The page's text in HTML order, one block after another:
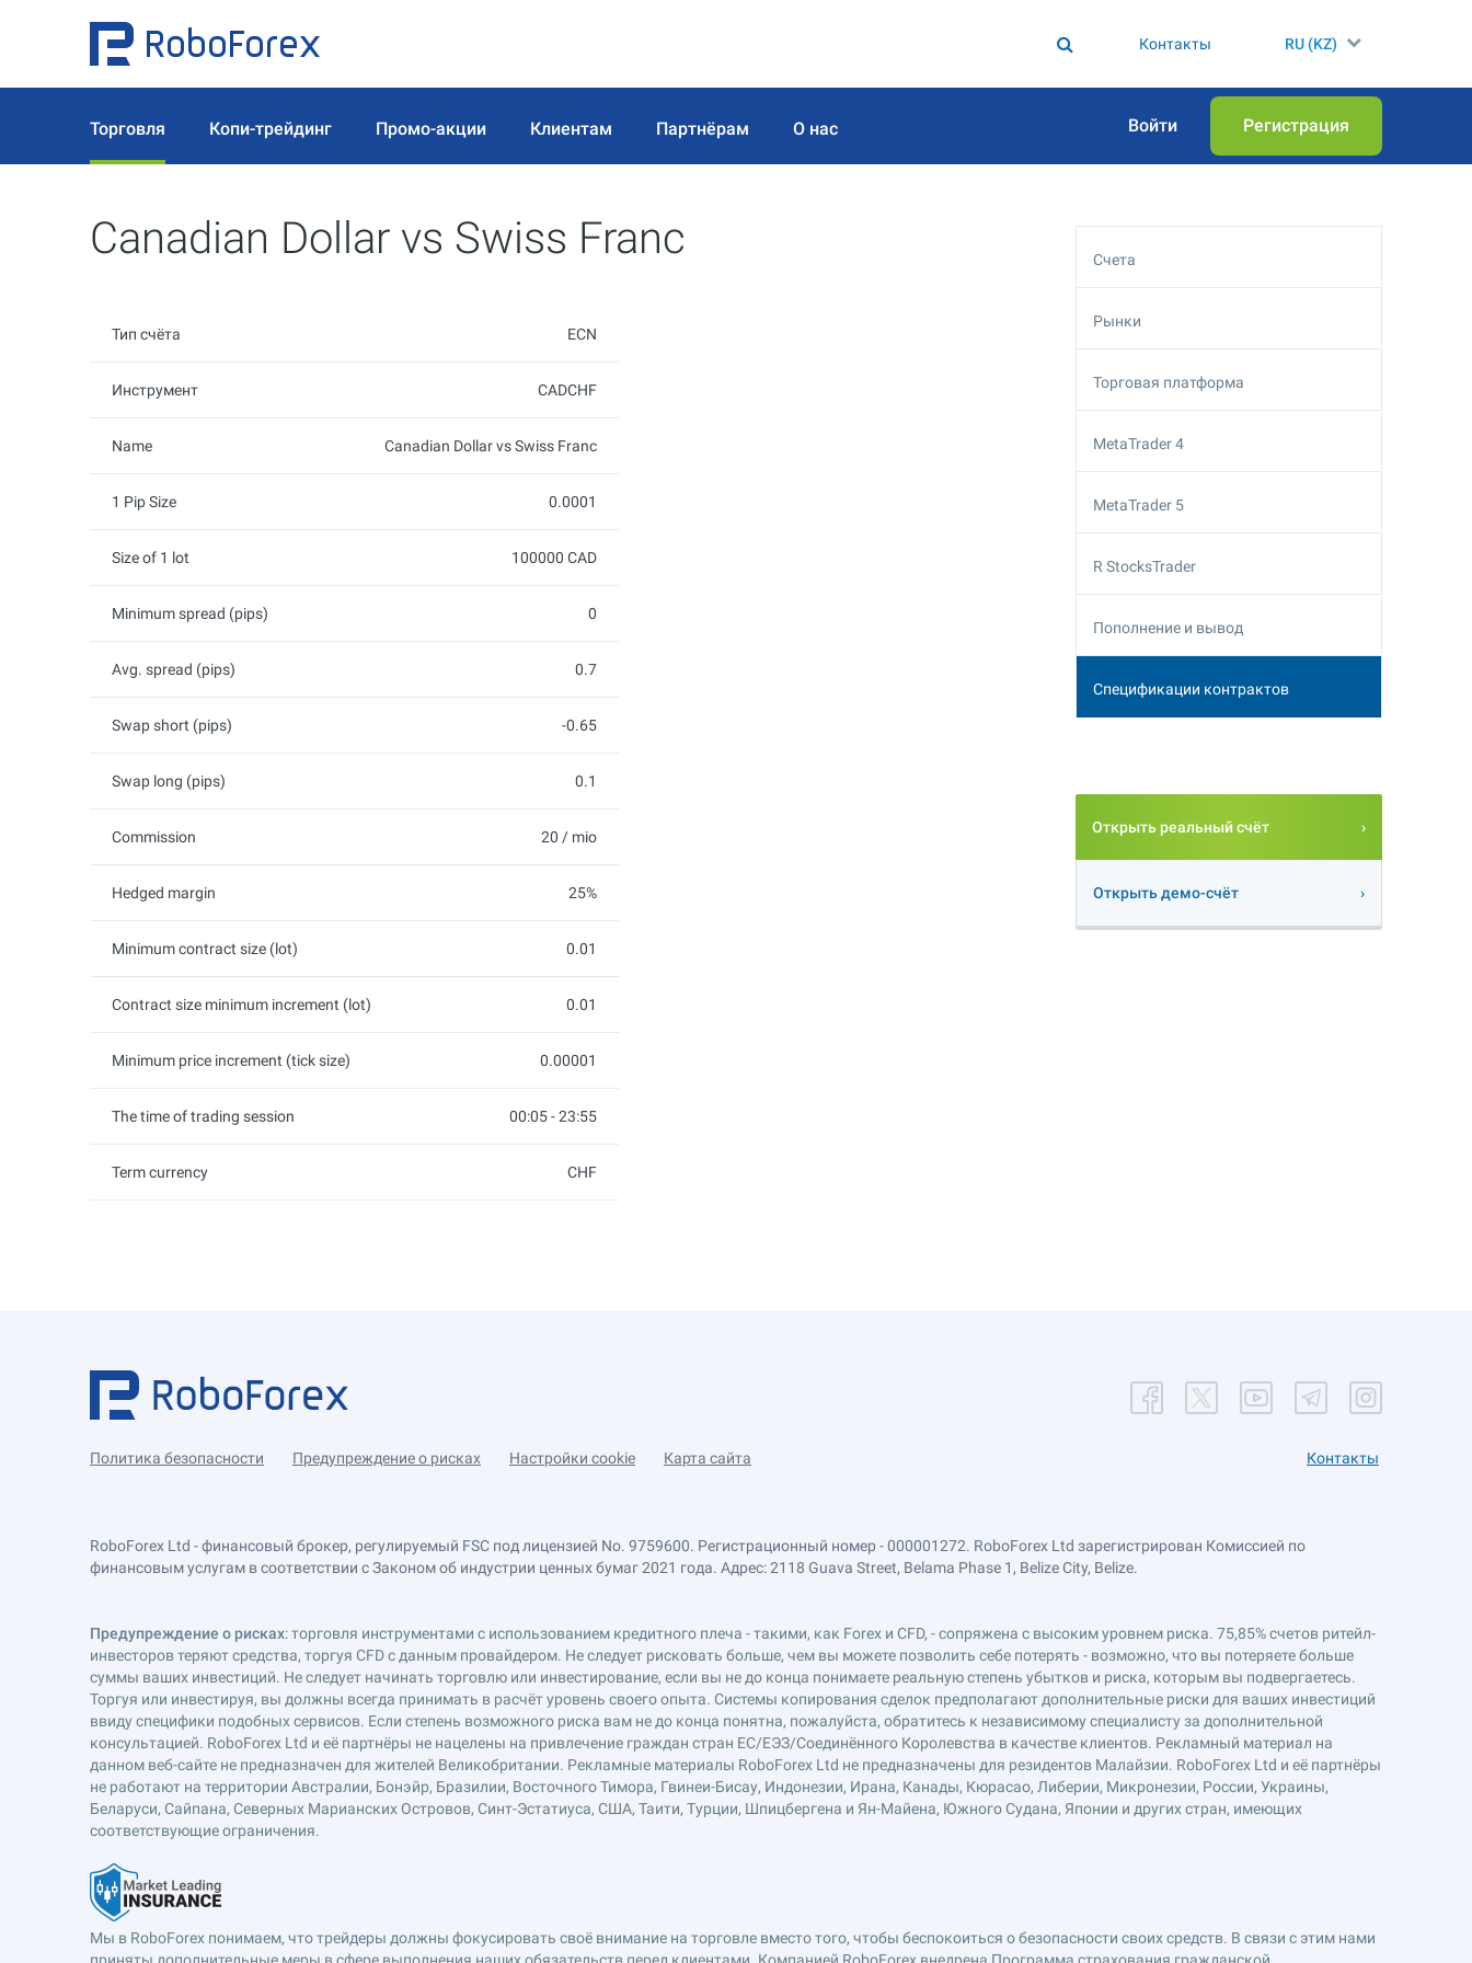
Контакты RU (KZ)
Торговля Копи-трейдинг Промо-акции Клиентам Партнёрам О нас Войти Регистрация
Canadian Dollar vs Swiss Franc
Тип счёта ECN
Инструмент CADCHF
Name Canadian Dollar vs Swiss Franc
1 Pip Size 0.0001
Size of 1 lot 100000 CAD
Minimum spread (pips) 0
Avg. spread (pips) 0.7
Swap short (pips) -0.65
Swap long (pips) 0.1
Commission 20 / mio
Hedged margin 25%
Minimum contract size (lot) 0.01
Contract size minimum increment (lot) 0.01
Minimum price increment (tick size) 0.00001
The time of trading session 00:05 - 23:55
Term currency CHF
Счета
Рынки
Торговая платформа
MetaTrader 4
MetaTrader 5
R StocksTrader
Пополнение и вывод
Спецификации контрактов
Открыть реальный счёт
Открыть демо-счёт
Политика безопасности Предупреждение о рисках Настройки cookie Карта сайта Контакты
RoboForex Ltd - финансовый брокер, регулируемый FSC под лицензией No. 9759600. Регистрационный номер - 000001272. RoboForex Ltd зарегистрирован Комиссией по
финансовым услугам в соответствии с Законом об индустрии ценных бумаг 2021 года. Адрес: 2118 Guava Street, Belama Phase 1, Belize City, Belize.
Предупреждение о рисках: торговля инструментами с использованием кредитного плеча - такими, как Forex и CFD, - сопряжена с высоким уровнем риска. 75,85% счетов ритейл-
инвесторов теряют средства, торгуя CFD с данным провайдером. Не следует рисковать больше, чем вы можете позволить себе потерять - возможно, что вы потеряете больше
суммы ваших инвестиций. Не следует начинать торговлю или инвестирование, если вы не до конца понимаете реальную степень убытков и риска, которым вы подвергаетесь.
Торгуя или инвестируя, вы должны всегда принимать в расчёт уровень своего опыта. Системы копирования сделок предполагают дополнительные риски для ваших инвестиций
ввиду специфики подобных сервисов. Если степень возможного риска вам не до конца понятна, пожалуйста, обратитесь к независимому специалисту за дополнительной
консультацией. RoboForex Ltd и её партнёры не нацелены на привлечение граждан стран ЕС/ЕЭЗ/Соединённого Королевства в качестве клиентов. Рекламный материал на
данном веб-сайте не предназначен для жителей Великобритании. Рекламные материалы RoboForex Ltd не предназначены для резидентов Малайзии. RoboForex Ltd и её партнёры
не работают на территории Австралии, Бонэйр, Бразилии, Восточного Тимора, Гвинеи-Бисау, Индонезии, Ирана, Канады, Кюрасао, Либерии, Микронезии, России, Украины,
Беларуси, Сайпана, Северных Марианских Островов, Синт-Эстатиуса, США, Таити, Турции, Шпицбергена и Ян-Майена, Южного Судана, Японии и других стран, имеющих
соответствующие ограничения.
Мы в RoboForex понимаем, что трейдеры должны фокусировать своё внимание на торговле вместо того, чтобы беспокоиться о безопасности своих средств. В связи с этим нами